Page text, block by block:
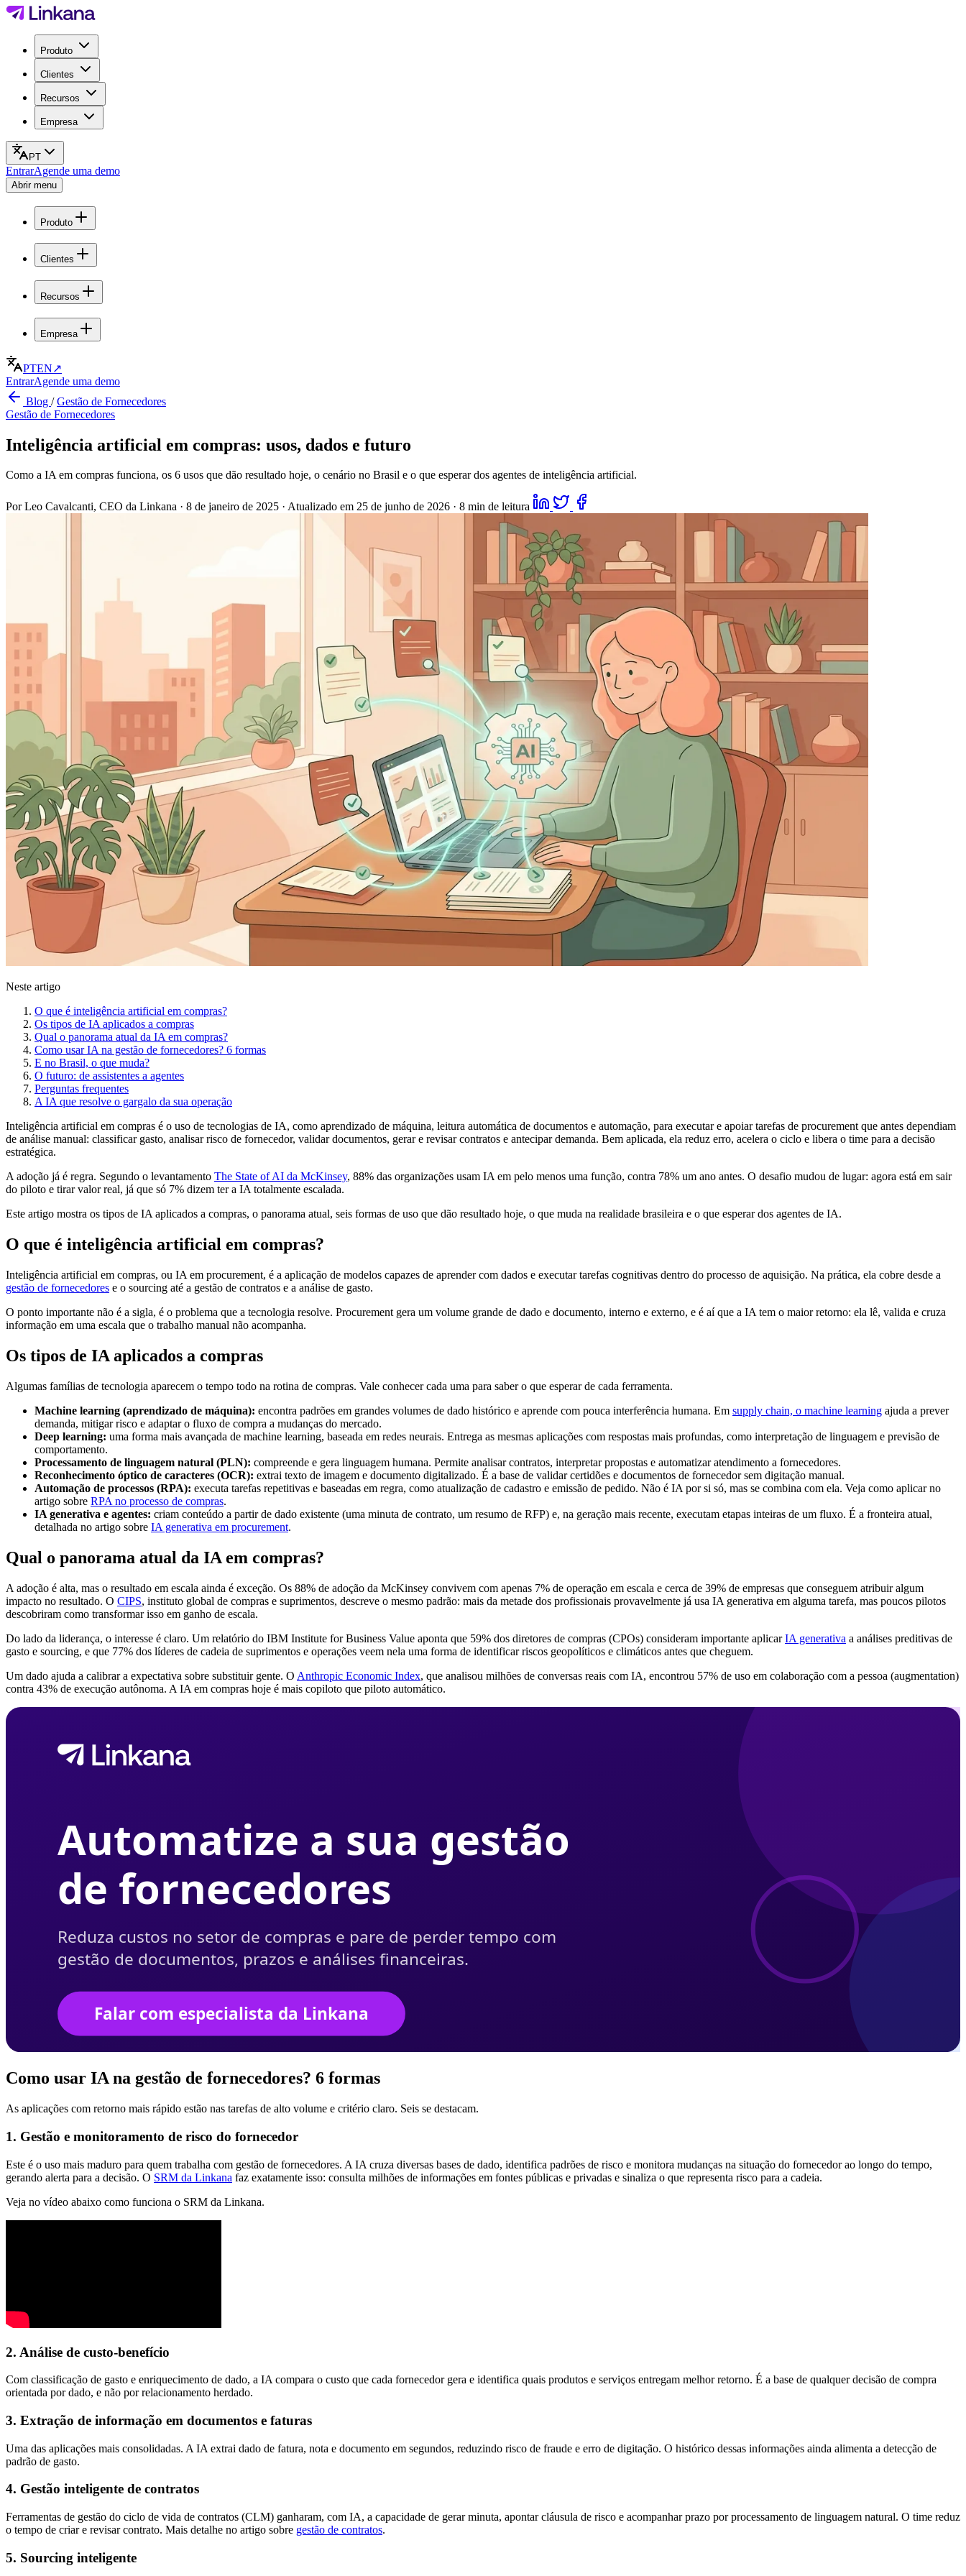
Produto
Clientes
Recursos
Empresa
PT
EntrarAgende uma demo
Abrir menu
Produto
Clientes
Recursos
Empresa
PTEN↗
EntrarAgende uma demo
Blog /Gestão de Fornecedores
Gestão de Fornecedores
Inteligência artificial em compras: usos, dados e futuro
Como a IA em compras funciona, os 6 usos que dão resultado hoje, o cenário no Brasil e o que esperar dos agentes de inteligência artificial.
Por Leo Cavalcanti, CEO da Linkana · 8 de janeiro de 2025 · Atualizado em 25 de junho de 2026 · 8 min de leitura
Neste artigo
O que é inteligência artificial em compras?
Os tipos de IA aplicados a compras
Qual o panorama atual da IA em compras?
Como usar IA na gestão de fornecedores? 6 formas
E no Brasil, o que muda?
O futuro: de assistentes a agentes
Perguntas frequentes
A IA que resolve o gargalo da sua operação
Inteligência artificial em compras é o uso de tecnologias de IA, como aprendizado de máquina, leitura automática de documentos e automação, para executar e apoiar tarefas de procurement que antes dependiam
de análise manual: classificar gasto, analisar risco de fornecedor, validar documentos, gerar e revisar contratos e antecipar demanda. Bem aplicada, ela reduz erro, acelera o ciclo e libera o time para a decisão
estratégica.
A adoção já é regra. Segundo o levantamento The State of AI da McKinsey, 88% das organizações usam IA em pelo menos uma função, contra 78% um ano antes. O desafio mudou de lugar: agora está em sair
do piloto e tirar valor real, já que só 7% dizem ter a IA totalmente escalada.
Este artigo mostra os tipos de IA aplicados a compras, o panorama atual, seis formas de uso que dão resultado hoje, o que muda na realidade brasileira e o que esperar dos agentes de IA.
O que é inteligência artificial em compras?
Inteligência artificial em compras, ou IA em procurement, é a aplicação de modelos capazes de aprender com dados e executar tarefas cognitivas dentro do processo de aquisição. Na prática, ela cobre desde a
gestão de fornecedores e o sourcing até a gestão de contratos e a análise de gasto.
O ponto importante não é a sigla, é o problema que a tecnologia resolve. Procurement gera um volume grande de dado e documento, interno e externo, e é aí que a IA tem o maior retorno: ela lê, valida e cruza
informação em uma escala que o trabalho manual não acompanha.
Os tipos de IA aplicados a compras
Algumas famílias de tecnologia aparecem o tempo todo na rotina de compras. Vale conhecer cada uma para saber o que esperar de cada ferramenta.
Machine learning (aprendizado de máquina): encontra padrões em grandes volumes de dado histórico e aprende com pouca interferência humana. Em supply chain, o machine learning ajuda a prever
demanda, mitigar risco e adaptar o fluxo de compra a mudanças do mercado.
Deep learning: uma forma mais avançada de machine learning, baseada em redes neurais. Entrega as mesmas aplicações com respostas mais profundas, como interpretação de linguagem e previsão de
comportamento.
Processamento de linguagem natural (PLN): compreende e gera linguagem humana. Permite analisar contratos, interpretar propostas e automatizar atendimento a fornecedores.
Reconhecimento óptico de caracteres (OCR): extrai texto de imagem e documento digitalizado. É a base de validar certidões e documentos de fornecedor sem digitação manual.
Automação de processos (RPA): executa tarefas repetitivas e baseadas em regra, como atualização de cadastro e emissão de pedido. Não é IA por si só, mas se combina com ela. Veja como aplicar no
artigo sobre RPA no processo de compras.
IA generativa e agentes: criam conteúdo a partir de dado existente (uma minuta de contrato, um resumo de RFP) e, na geração mais recente, executam etapas inteiras de um fluxo. É a fronteira atual,
detalhada no artigo sobre IA generativa em procurement.
Qual o panorama atual da IA em compras?
A adoção é alta, mas o resultado em escala ainda é exceção. Os 88% de adoção da McKinsey convivem com apenas 7% de operação em escala e cerca de 39% de empresas que conseguem atribuir algum
impacto no resultado. O CIPS, instituto global de compras e suprimentos, descreve o mesmo padrão: mais da metade dos profissionais provavelmente já usa IA generativa em alguma tarefa, mas poucos pilotos
descobriram como transformar isso em ganho de escala.
Do lado da liderança, o interesse é claro. Um relatório do IBM Institute for Business Value aponta que 59% dos diretores de compras (CPOs) consideram importante aplicarIA generativa a análises preditivas de
gasto e sourcing, e que 77% dos líderes de cadeia de suprimentos e operações veem nela uma forma de identificar riscos geopolíticos e climáticos antes que cheguem.
Um dado ajuda a calibrar a expectativa sobre substituir gente. O Anthropic Economic Index, que analisou milhões de conversas reais com IA, encontrou 57% de uso em colaboração com a pessoa (augmentation)
contra 43% de execução autônoma. A IA em compras hoje é mais copiloto que piloto automático.
Como usar IA na gestão de fornecedores? 6 formas
As aplicações com retorno mais rápido estão nas tarefas de alto volume e critério claro. Seis se destacam.
1. Gestão e monitoramento de risco do fornecedor
Este é o uso mais maduro para quem trabalha com gestão de fornecedores. A IA cruza diversas bases de dado, identifica padrões de risco e monitora mudanças na situação do fornecedor ao longo do tempo,
gerando alerta para a decisão. O SRM da Linkana faz exatamente isso: consulta milhões de informações em fontes públicas e privadas e sinaliza o que representa risco para a cadeia.
Veja no vídeo abaixo como funciona o SRM da Linkana.
2. Análise de custo-benefício
Com classificação de gasto e enriquecimento de dado, a IA compara o custo que cada fornecedor gera e identifica quais produtos e serviços entregam melhor retorno. É a base de qualquer decisão de compra
orientada por dado, e não por relacionamento herdado.
3. Extração de informação em documentos e faturas
Uma das aplicações mais consolidadas. A IA extrai dado de fatura, nota e documento em segundos, reduzindo risco de fraude e erro de digitação. O histórico dessas informações ainda alimenta a detecção de
padrão de gasto.
4. Gestão inteligente de contratos
Ferramentas de gestão do ciclo de vida de contratos (CLM) ganharam, com IA, a capacidade de gerar minuta, apontar cláusula de risco e acompanhar prazo por processamento de linguagem natural. O time reduz
o tempo de criar e revisar contrato. Mais detalhe no artigo sobre gestão de contratos.
5. Sourcing inteligente